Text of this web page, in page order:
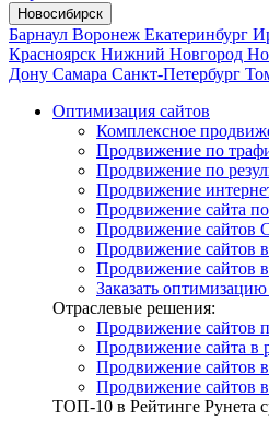
Новосибирск
Барнаул Воронеж Екатеринбург
Красноярск Нижний Новгород
Дону Самара Санкт-Петербург
Оптимизация сайтов
Комплексное
Продвижение по
Продвижение по
Продвижение
Продвижение сайта
Продвижение
Продвижение сайтов
Продвижение сайтов
Заказать оптимизацию
Отраслевые решения:
Продвижение сайтов
Продвижение сайта в
Продвижение
Продвижение сайтов
ТОП-10 в Рейтинге Рунета